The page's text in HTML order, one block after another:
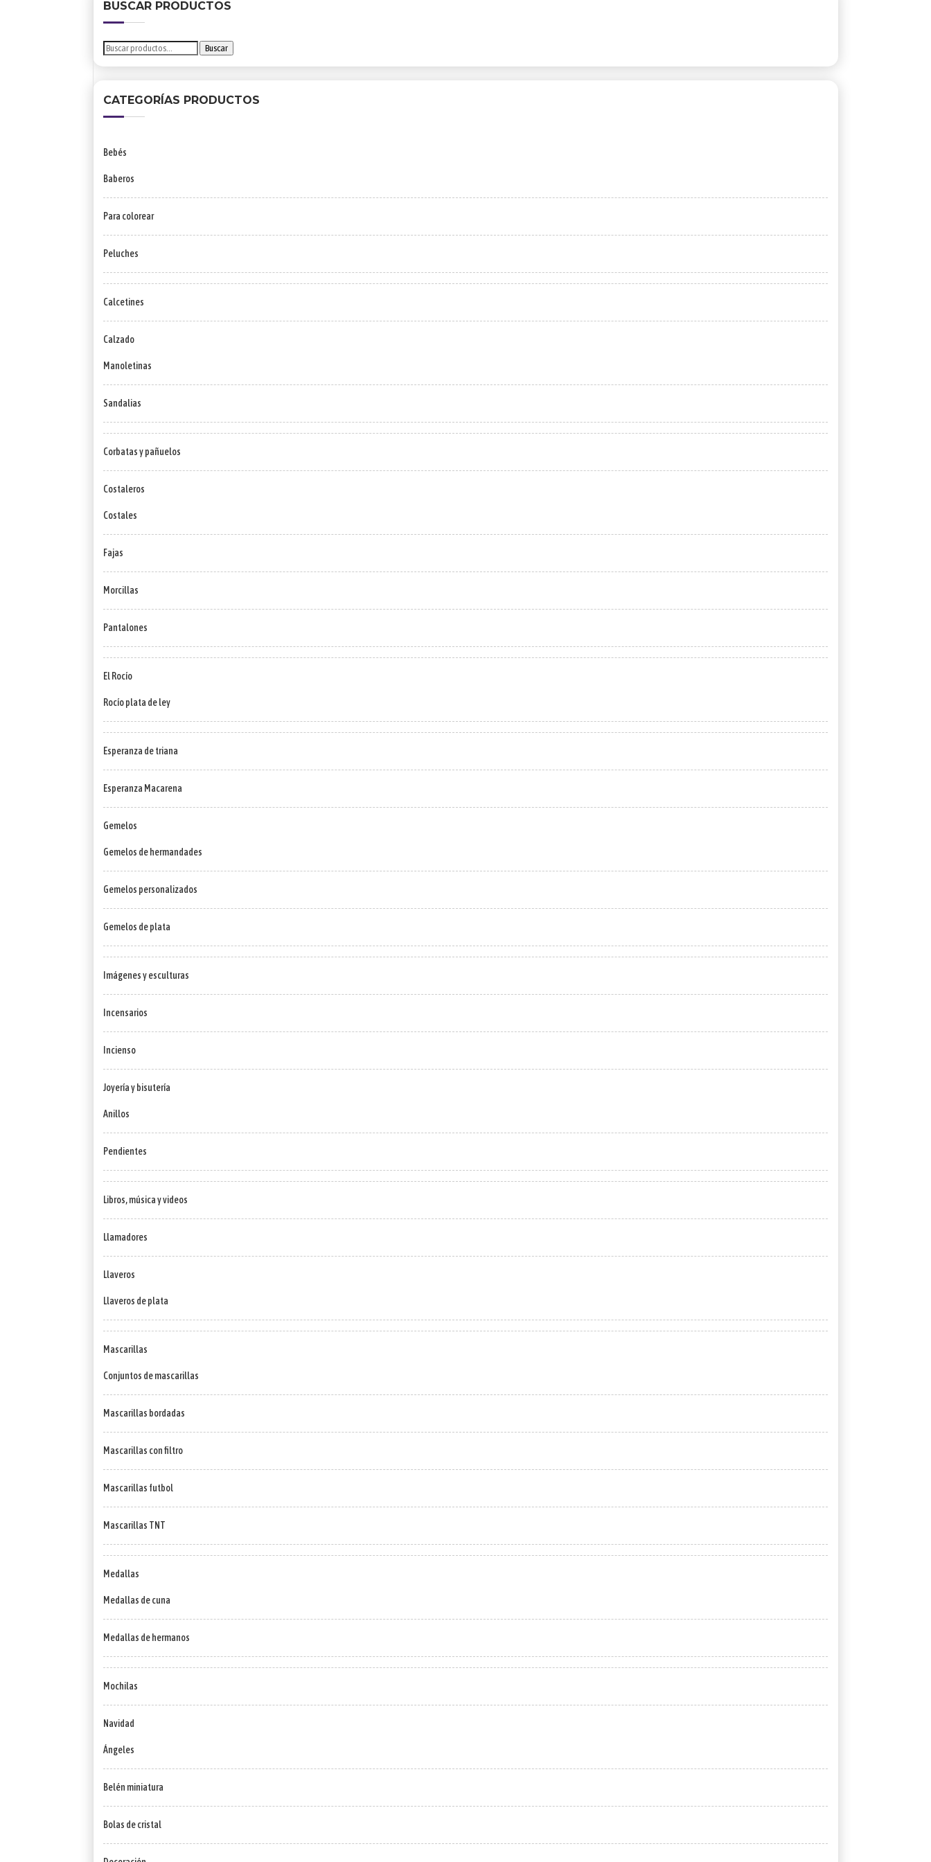
BUSCAR PRODUCTOS
Buscar
Buscar
CATEGORÍAS PRODUCTOS
Bebés
Baberos
Para colorear
Peluches
Calcetines
Calzado
Manoletinas
Sandalias
Corbatas y pañuelos
Costaleros
Costales
Fajas
Morcillas
Pantalones
El Rocío
Rocío plata de ley
Esperanza de triana
Esperanza Macarena
Gemelos
Gemelos de hermandades
Gemelos personalizados
Gemelos de plata
Imágenes y esculturas
Incensarios
Incienso
Joyería y bisutería
Anillos
Pendientes
Libros, música y videos
Llamadores
Llaveros
Llaveros de plata
Mascarillas
Conjuntos de mascarillas
Mascarillas bordadas
Mascarillas con filtro
Mascarillas futbol
Mascarillas TNT
Medallas
Medallas de cuna
Medallas de hermanos
Mochilas
Navidad
Ángeles
Belén miniatura
Bolas de cristal